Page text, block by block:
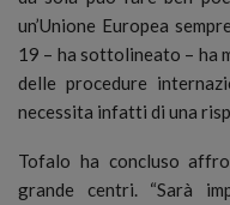
un’Unione Europea
19 – ha sottolineato – ha
delle procedure
necessita infatti di una
Tofalo ha concluso
grande centri. “Sarà